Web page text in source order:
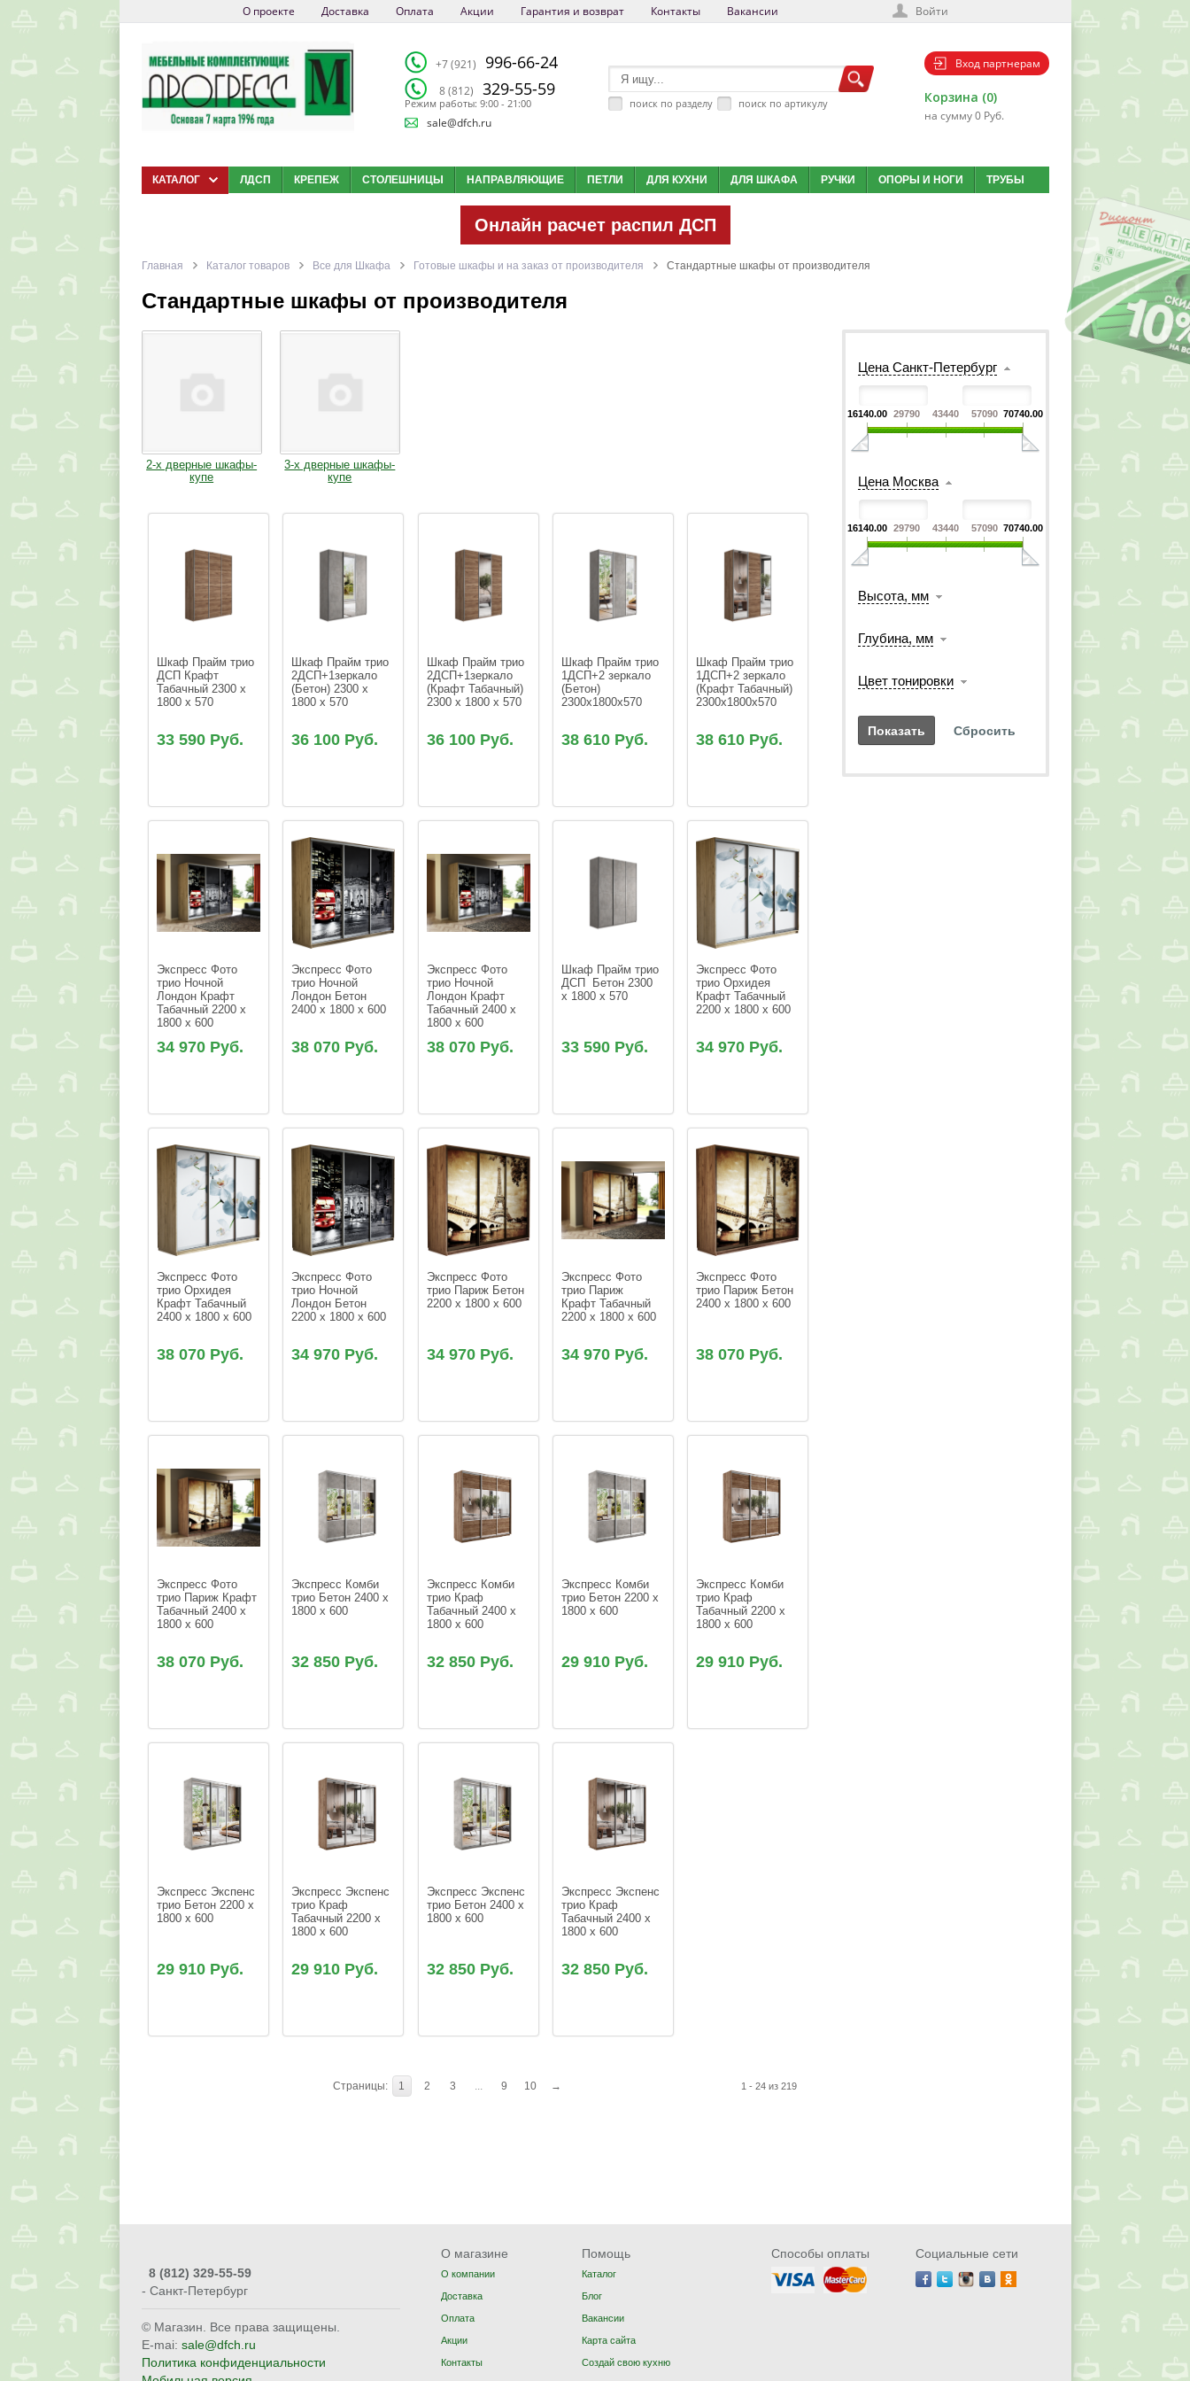
О проекте Доставка Оплата Акции Гарантия и возврат Контакты Вакансии Войти
+7 (921) 996-66-24
8 (812) 329-55-59
Режим работы: 9:00 - 21:00
sale@dfch.ru
поиск по разделу поиск по артикулу
Вход партнерам
Корзина (0)
на сумму 0 Руб.
КАТАЛОГ ЛДСП КРЕПЕЖ СТОЛЕШНИЦЫ НАПРАВЛЯЮЩИЕ ПЕТЛИ ДЛЯ КУХНИ ДЛЯ ШКАФА РУЧКИ ОПОРЫ И НОГИ ТРУБЫ
Онлайн расчет распил ДСП
Главная Каталог товаров Все для Шкафа Готовые шкафы и на заказ от производителя Стандартные шкафы от производителя
Стандартные шкафы от производителя
Цена Санкт-Петербург
16140.00 29790 43440 57090 70740.00
Цена Москва
16140.00 29790 43440 57090 70740.00
Высота, мм
Глубина, мм
Цвет тонировки
2-х дверные шкафы-
купе
3-х дверные шкафы-
купе
Шкаф Прайм трио
ДСП Крафт
Табачный 2300 х
1800 х 570
33 590 Руб.
Шкаф Прайм трио
2ДСП+1зеркало
(Бетон) 2300 х
1800 х 570
36 100 Руб.
Шкаф Прайм трио
2ДСП+1зеркало
(Крафт Табачный)
2300 х 1800 х 570
36 100 Руб.
Шкаф Прайм трио
1ДСП+2 зеркало
(Бетон)
2300х1800х570
38 610 Руб.
Шкаф Прайм трио
1ДСП+2 зеркало
(Крафт Табачный)
2300х1800х570
38 610 Руб.
Экспресс Фото
трио Ночной
Лондон Крафт
Табачный 2200 x
1800 x 600
34 970 Руб.
Экспресс Фото
трио Ночной
Лондон Бетон
2400 x 1800 x 600
38 070 Руб.
Экспресс Фото
трио Ночной
Лондон Крафт
Табачный 2400 x
1800 x 600
38 070 Руб.
Шкаф Прайм трио
ДСП  Бетон 2300
х 1800 х 570
33 590 Руб.
Экспресс Фото
трио Орхидея
Крафт Табачный
2200 x 1800 x 600
34 970 Руб.
Экспресс Фото
трио Орхидея
Крафт Табачный
2400 x 1800 x 600
38 070 Руб.
Экспресс Фото
трио Ночной
Лондон Бетон
2200 x 1800 x 600
34 970 Руб.
Экспресс Фото
трио Париж Бетон
2200 x 1800 x 600
34 970 Руб.
Экспресс Фото
трио Париж
Крафт Табачный
2200 x 1800 x 600
34 970 Руб.
Экспресс Фото
трио Париж Бетон
2400 x 1800 x 600
38 070 Руб.
Экспресс Фото
трио Париж Крафт
Табачный 2400 x
1800 x 600
38 070 Руб.
Экспресс Комби
трио Бетон 2400 x
1800 x 600
32 850 Руб.
Экспресс Комби
трио Краф
Табачный 2400 x
1800 x 600
32 850 Руб.
Экспресс Комби
трио Бетон 2200 x
1800 x 600
29 910 Руб.
Экспресс Комби
трио Краф
Табачный 2200 x
1800 x 600
29 910 Руб.
Экспресс Экспенс
трио Бетон 2200 x
1800 x 600
29 910 Руб.
Экспресс Экспенс
трио Краф
Табачный 2200 x
1800 x 600
29 910 Руб.
Экспресс Экспенс
трио Бетон 2400 x
1800 x 600
32 850 Руб.
Экспресс Экспенс
трио Краф
Табачный 2400 x
1800 x 600
32 850 Руб.
1 - 24 из 219
Страницы: 1 2 3 ... 9 10 →
8 (812) 329-55-59
- Санкт-Петербург
© Магазин. Все права защищены.
E-mai: sale@dfch.ru
Политика конфиденциальности
О магазине
О компании
Доставка
Оплата
Акции
Контакты
Помощь
Каталог
Блог
Вакансии
Карта сайта
Создай свою кухню
Способы оплаты Социальные сети